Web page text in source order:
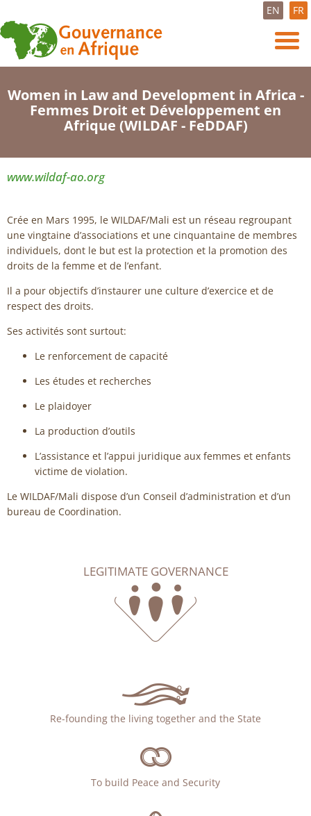
EN FR
Women in Law and Development in Africa -
Femmes Droit et Développement en
Afrique (WILDAF - FeDDAF)
www.wildaf-ao.org
Crée en Mars 1995, le WILDAF/Mali est un réseau regroupant
une vingtaine d’associations et une cinquantaine de membres
individuels, dont le but est la protection et la promotion des
droits de la femme et de l’enfant.
Il a pour objectifs d’instaurer une culture d’exercice et de
respect des droits.
Ses activités sont surtout:
Le renforcement de capacité
Les études et recherches
Le plaidoyer
La production d’outils
L’assistance et l’appui juridique aux femmes et enfants
victime de violation.
Le WILDAF/Mali dispose d’un Conseil d’administration et d’un
bureau de Coordination.
LEGITIMATE GOVERNANCE
Re-founding the living together and the State
To build Peace and Security